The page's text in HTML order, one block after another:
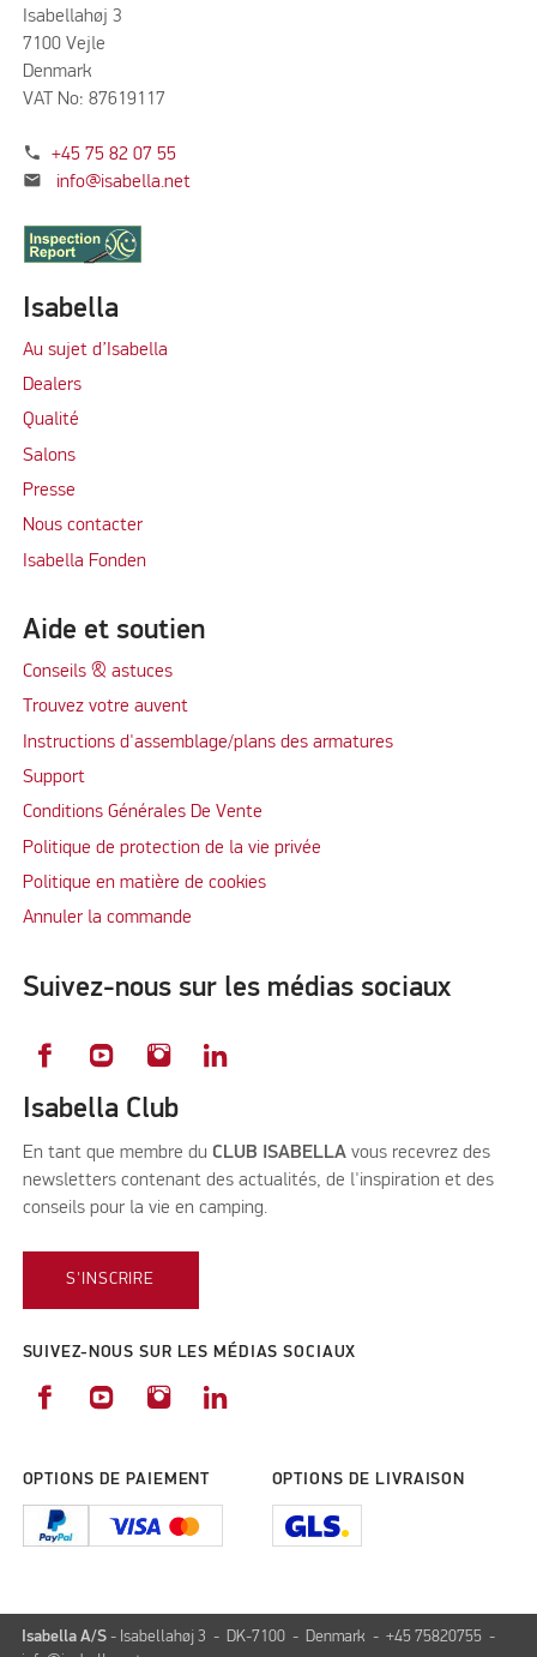
Isabellahøj 3
7100 Vejle
Denmark
VAT No: 87619117
phone +45 75 82 07 55
mail info@isabella.net
Isabella
Au sujet d’Isabella
Dealers
Qualité
Salons
Presse
Nous contacter
Isabella Fonden
Aide et soutien
Conseils & astuces
Trouvez votre auvent
Instructions d'assemblage/plans des armatures
Support
Conditions Générales De Vente
Politique de protection de la vie privée
Politique en matière de cookies
Annuler la commande
Suivez-nous sur les médias sociaux
Isabella Club
En tant que membre du CLUB ISABELLA vous recevrez des
newsletters contenant des actualités, de l'inspiration et des
conseils pour la vie en camping.
S'INSCRIRE
SUIVEZ-NOUS SUR LES MÉDIAS SOCIAUX
OPTIONS DE PAIEMENT OPTIONS DE LIVRAISON
Isabella A/S - Isabellahøj 3 - DK-7100 - Denmark - +45 75820755 -